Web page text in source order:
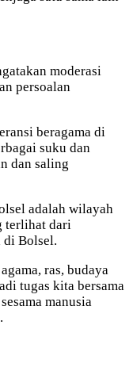
moderasi
persoalan
beragama di
suku dan
dan saling
adalah wilayah
terlihat dari
di Bolsel.
ras, budaya
tugas kita bersama
manusia